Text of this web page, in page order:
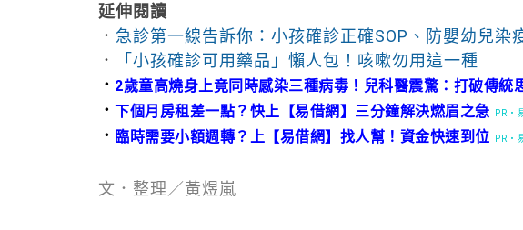
延伸閱讀
． 急診第一線告訴你：小孩確診正確SOP、防嬰幼兒染
．
「小孩確診可用藥品」懶人包！咳嗽勿用這一種
． 2歲童高燒身上竟同時感染三種病毒！兒科醫震驚：打破傳統
．下個月房租差一點？快上【易借網】三分鐘解決燃眉之急 PR・
． 臨時需要小額週轉？上【易借網】找人幫！資金快速到位 PR・
文．整理／黃煜嵐